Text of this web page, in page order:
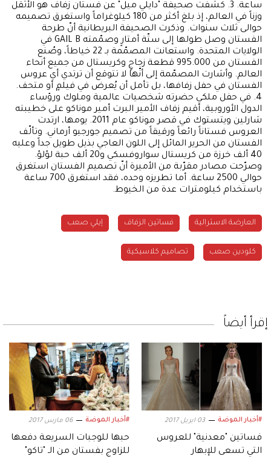
ساعة. 3. كشفت صحيفة "دايلي ميل" عن فستان زفاف هو الأثقل
وزناً في العالم، إذ بلغ أكثر من 180 كيلوغراماً واستغرق تصميمه
حوالى ثلاث سنوات. وذكرت الصحيفة البريطانية أنّ طرحة
الفستان وصل طولها إلى ستّة أمتارٍ وصمّمته GAIL B في
الولايات المتحدة. واستعانت المصمّمة بـ 22 خياطاً، وصُنع
الفستان من 995.000 قطعة زجاجٍ وكريستال من جميع أنحاء
العالم. وأشارت المصمّمة إلى أنّها لا تتوقع أن ترتدي أي عروس
الفستان في حفل زفافها، بل تأمل أن يُعرض في فيلمٍ أو متحف.
4. في حفل ملكي حضرته شخصيات عالمية وملوك ورؤساء
الدول الأوروبية، أقيم زفاف الأمير البرت أمير موناكو على خطيبته
شارلين ويتستوك في قصر موناكو عام 2011. يومها، ارتدت
العروس فستاناً رائعاً ورقيقاً من تصميم جورجيو أرماني. وتألّف
الفستان من الحرير المائل إلى اللون العاجي بذيل طويل جداً وعليه
40 ألف خرزة من كريستال سواروفسكي و20 ألف حبة لؤلؤ.
وصرّحت مصادر مقرّبة من الأميرة أنّ تصميم الفستان استغرق
حوالي 2500 ساعة. أما تطريزه وحده، فقد استغرق 700 ساعة
باستخدام كيلومترات عدة من الخيوط.
العارضة الاسترالية فساتين الزفاف إيلي صعب
كلودين صعب تصاميم كلاسيكية
إقرأ أيضاً
#أخبار الموضة 03 ابريل 2017
فساتين "معدنية" للعروس
التي تسعى للإبهار
#أخبار الموضة 06 مارس 2017
حبها للوجبات السريعة دفعها
للزاوج بفستان من الـ "تاكو"